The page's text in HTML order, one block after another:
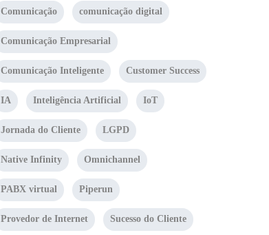
Comunicação comunicação digital
Comunicação Empresarial
Comunicação Inteligente Customer Success
IA Inteligência Artificial IoT
Jornada do Cliente LGPD
Native Infinity Omnichannel
PABX virtual Piperun
Provedor de Internet Sucesso do Cliente